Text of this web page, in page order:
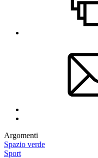
Argomenti
Spazio verde
Sport